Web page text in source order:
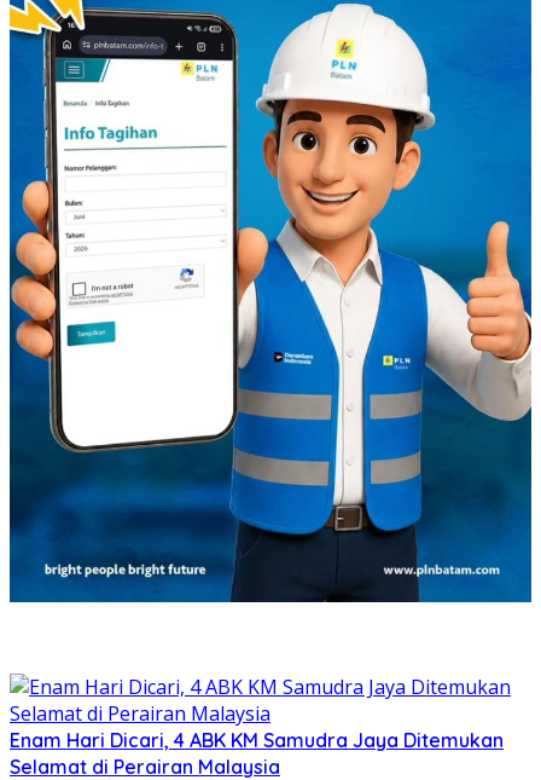
Enam Hari Dicari, 4 ABK KM Samudra Jaya Ditemukan
Selamat di Perairan Malaysia